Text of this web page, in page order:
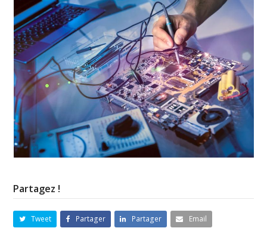
Partagez !
Tweet Partager Partager
Email